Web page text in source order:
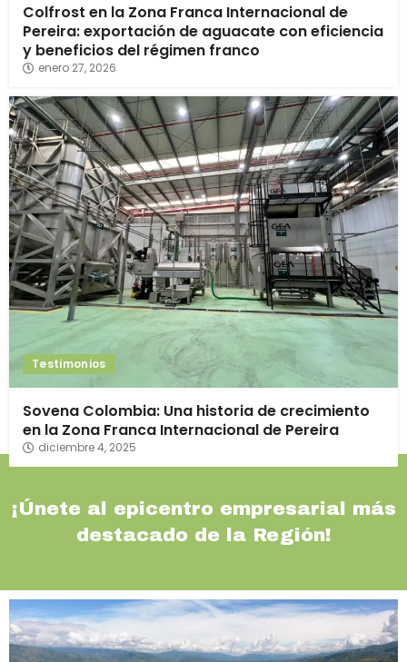
Colfrost en la Zona Franca Internacional de
Pereira: exportación de aguacate con eficiencia
y beneficios del régimen franco
enero 27, 2026
Testimonios
Sovena Colombia: Una historia de crecimiento
en la Zona Franca Internacional de Pereira
diciembre 4, 2025
¡Únete al epicentro empresarial más
destacado de la Región!